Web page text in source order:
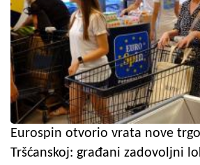
Eurospin otvorio vrata nove
Tršćanskoj: građani zadovoljni